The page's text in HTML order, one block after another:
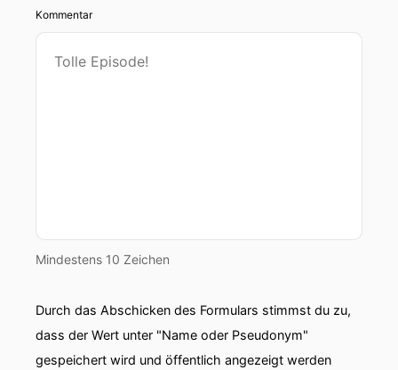
Kommentar
Mindestens 10 Zeichen
Durch das Abschicken des Formulars stimmst du zu,
dass der Wert unter "Name oder Pseudonym"
gespeichert wird und öffentlich angezeigt werden